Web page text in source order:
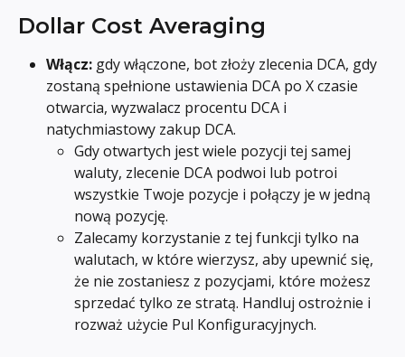
Dollar Cost Averaging
Włącz: gdy włączone, bot złoży zlecenia DCA, gdy
zostaną spełnione ustawienia DCA po X czasie
otwarcia, wyzwalacz procentu DCA i
natychmiastowy zakup DCA.
Gdy otwartych jest wiele pozycji tej samej
waluty, zlecenie DCA podwoi lub potroi
wszystkie Twoje pozycje i połączy je w jedną
nową pozycję.
Zalecamy korzystanie z tej funkcji tylko na
walutach, w które wierzysz, aby upewnić się,
że nie zostaniesz z pozycjami, które możesz
sprzedać tylko ze stratą. Handluj ostrożnie i
rozważ użycie Pul Konfiguracyjnych.